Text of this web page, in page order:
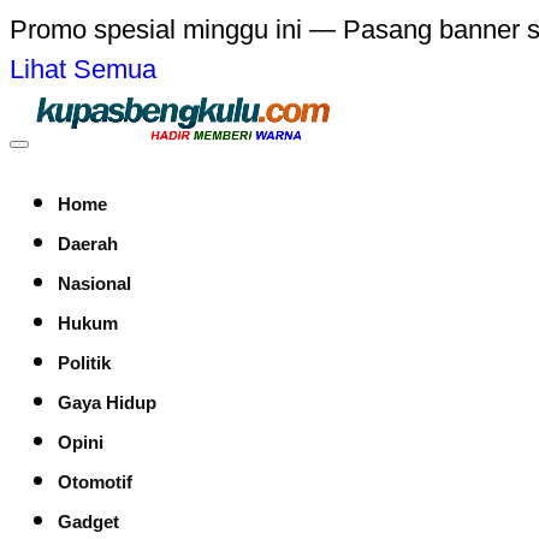
Promo spesial minggu ini — Pasang banner
Lihat Semua
Home
Daerah
Nasional
Hukum
Politik
Gaya Hidup
Opini
Otomotif
Gadget